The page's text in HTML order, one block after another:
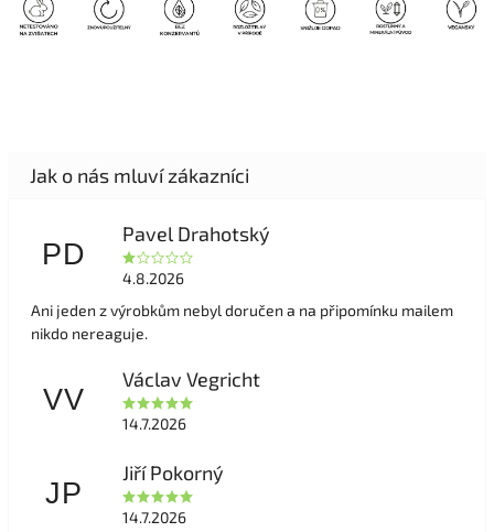
PD
Pavel Drahotský
4.8.2026
Ani jeden z výrobkům nebyl doručen a na připomínku mailem
nikdo nereaguje.
VV
Václav Vegricht
14.7.2026
JP
Jiří Pokorný
14.7.2026